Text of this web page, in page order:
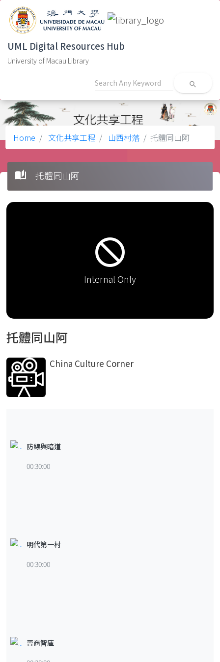
UML Digital Resources Hub
University of Macau Library
search
Home 文化共享工程 山西村落 托體同山阿
auto_stories 托體同山阿
do_not_disturb
Internal Only
托體同山阿
China Culture Corner
防線與暗道
00:30:00
明代第一村
00:30:00
晉商智庫